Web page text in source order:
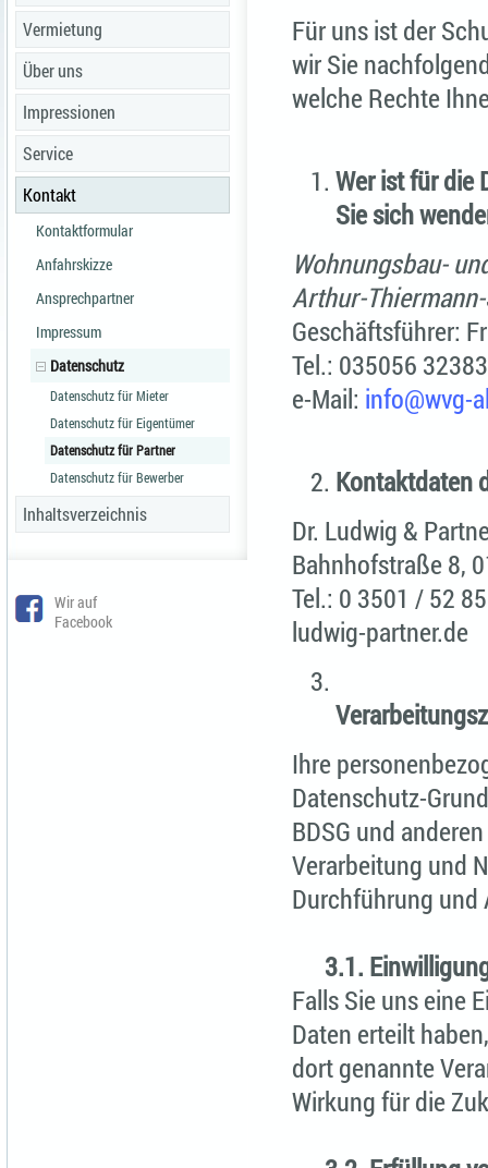
Vermietung
Über uns
Impressionen
Service
Kontakt
Kontaktformular
Anfahrskizze
Ansprechpartner
Impressum
Datenschutz
Datenschutz für Mieter
Datenschutz für Eigentümer
Datenschutz für Partner
Datenschutz für Bewerber
Inhaltsverzeichnis
Wir auf
Facebook
Für uns ist der
wir Sie
welche Rechte
Wer ist für die
Sie sich
Wohnungsbau-
Arthur-
Geschäftsführer:
Tel.: 035056
e-Mail: info@­wvg-
Kontaktdaten
Dr. Ludwig &
Bahnhofstraße 8,
Tel.: 0 3501 / 52
ludwig-partner.de
Ihre
Datenschutz-
BDSG und
Verarbeitung und
Durchführung und
3.1.
Falls Sie uns eine
Daten erteilt
dort genannte
Wirkung für die